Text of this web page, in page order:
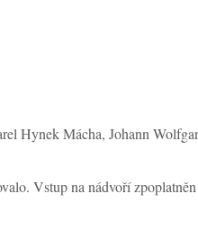
Hynek Mácha, Johann
Vstup na nádvoří